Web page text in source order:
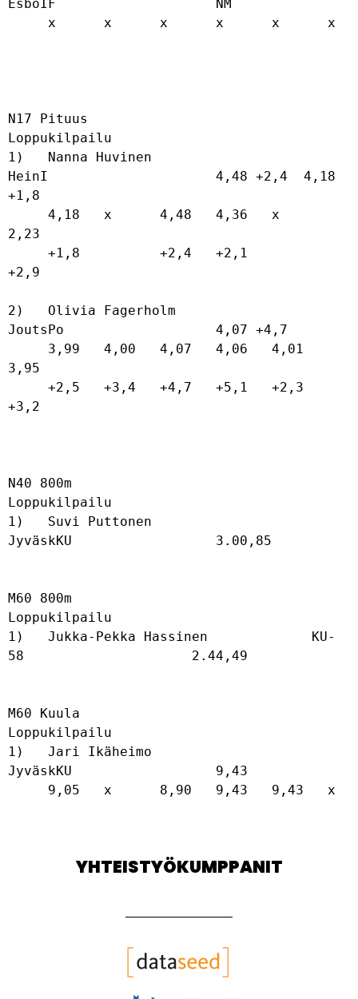
EsboIF                    NM
N17 Pituus
Loppukilpailu
1)   Nanna Huvinen
HeinI                     4,48 +2,4  4,18
+1,8
2,23
+2,9
2)   Olivia Fagerholm
JoutsPo                   4,07 +4,7
3,95
+3,2
N40 800m
Loppukilpailu
1)   Suvi Puttonen
JyväskKU                  3.00,85
M60 800m
Loppukilpailu
1)   Jukka-Pekka Hassinen             KU-
58                     2.44,49
M60 Kuula
Loppukilpailu
1)   Jari Ikäheimo
JyväskKU                  9,43
YHTEISTYÖKUMPPANIT